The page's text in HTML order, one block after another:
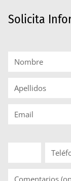
Solicita